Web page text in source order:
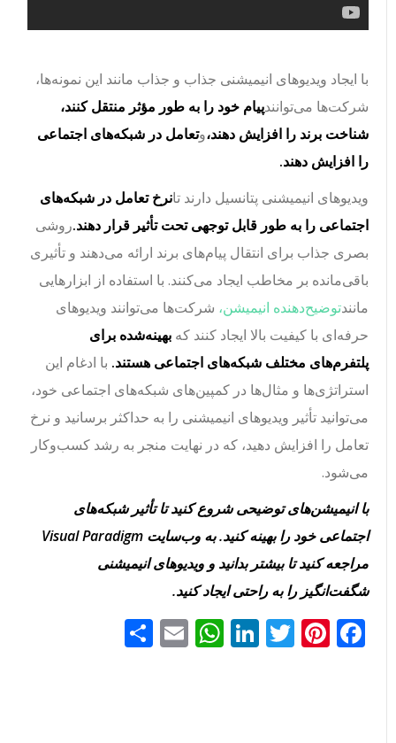
با ایجاد ویدیوهای انیمیشنی جذاب و جذاب مانند این نمونه‌ها،
شرکت‌ها می‌توانندپیام خود را به طور مؤثر منتقل کنند،
شناخت برند را افزایش دهند،وتعامل در شبکه‌های اجتماعی
را افزایش دهند.
ویدیوهای انیمیشنی پتانسیل دارند تا نرخ تعامل در شبکه‌های
اجتماعی را به طور قابل توجهی تحت تأثیر قرار دهند.روشی
بصری جذاب برای انتقال پیام‌های برند ارائه می‌دهند و تأثیری
باقی‌مانده بر مخاطب ایجاد می‌کنند. با استفاده از ابزارهایی
مانندتوضیح‌دهنده انیمیشن،شرکت‌ها می‌توانند ویدیوهای
حرفه‌ای با کیفیت بالا ایجاد کنند کهبهینه‌شده برای
پلتفرم‌های مختلف شبکه‌های اجتماعی هستند.با ادغام این
استراتژی‌ها و مثال‌ها در کمپین‌های شبکه‌های اجتماعی خود،
می‌توانید تأثیر ویدیوهای انیمیشنی را به حداکثر برسانید و نرخ
تعامل را افزایش دهید، که در نهایت منجر به رشد کسب‌وکار
می‌شود.
با انیمیشن‌های توضیحی شروع کنید تا تأثیر شبکه‌های
اجتماعی خود را بهینه کنید. به وب‌سایت Visual Paradigm
مراجعه کنید تا بیشتر بدانید و ویدیوهای انیمیشنی
شگفت‌انگیز را به راحتی ایجاد کنید.
Facebook
Pinterest
Twitter
LinkedIn
WhatsApp
Emailاشتراک